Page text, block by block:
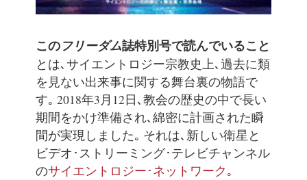
このフリーダム誌特別号で読んでいること
とは､サイエントロジー宗教史上､過去に類
を見ない出来事に関する舞台裏の物語で
す｡ 2018年3月12日､教会の歴史の中で長い
期間をかけ準備され､綿密に計画された瞬
間が実現しました｡ それは､新しい衛星と
ビデオ･ストリーミング･テレビチャンネル
のサイエントロジー･ネットワーク｡